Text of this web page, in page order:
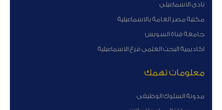
نادى الاسماعيلى
مكتبة مصر العامة بالاسماعيلية
جامعة قناة السويس
اكاديمية البحث العلمى فرع الاسماعيلية
معلومات تهمك
مدونة السلوك الوظيفى